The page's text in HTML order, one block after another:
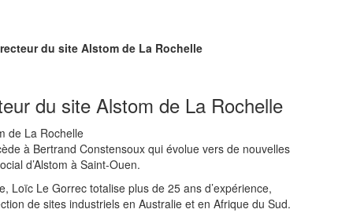
du site Alstom de La Rochelle
du site Alstom de La Rochelle
à Bertrand Constensoux qui évolue vers de nouvelles
d’Alstom à Saint-Ouen.
Loïc Le Gorrec totalise plus de 25 ans d’expérience,
de sites industriels en Australie et en Afrique du Sud.